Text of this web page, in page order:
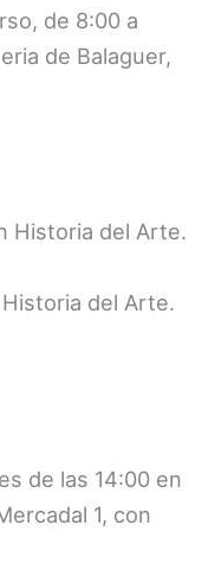
de 8:00 a
de Balaguer,
Historia del Arte.
del Arte.
de las 14:00 en
1, con